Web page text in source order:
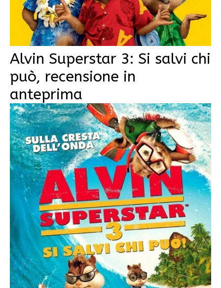
Alvin Superstar 3: Si salvi chi
può, recensione in
anteprima